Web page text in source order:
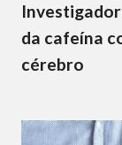
da cafeína
cérebro